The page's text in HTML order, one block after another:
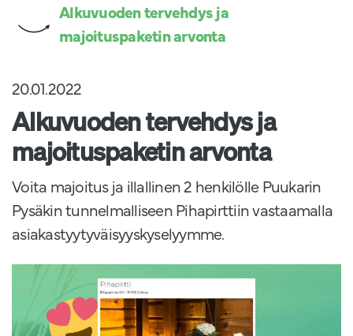
Alkuvuoden tervehdys ja
majoituspaketin arvonta
20.01.2022
Alkuvuoden tervehdys ja
majoituspaketin arvonta
Voita majoitus ja illallinen 2 henkilölle Puukarin
Pysäkin tunnelmalliseen Pihapirttiin vastaamalla
asiakastyytyväisyyskyselyymme.